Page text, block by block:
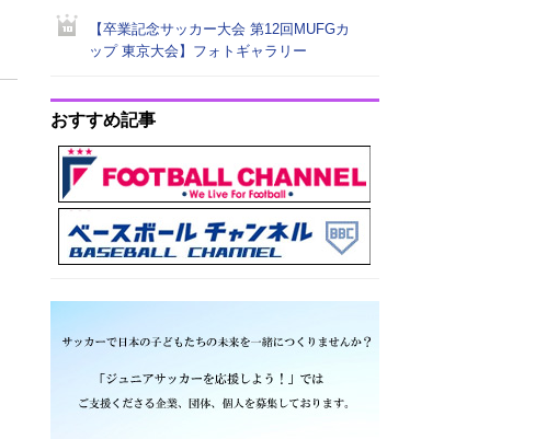
【卒業記念サッカー大会 第12回MUFGカ
ップ 東京大会】フォトギャラリー
おすすめ記事